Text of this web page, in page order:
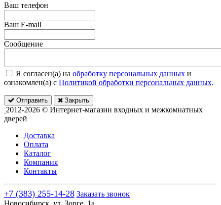
Ваш телефон
Ваш E-mail
Сообщение
Я согласен(а) на обработку персональных данных и
ознакомлен(а) с Политикой обработки персональных данных.
Отправить Закрыть
2012-2026 © Интернет-магазин входных и межкомнатных
дверей
Доставка
Оплата
Каталог
Компания
Контакты
+7 (383) 255-14-28 Заказать звонок
Новосибирск, ул. Зорге, 1а